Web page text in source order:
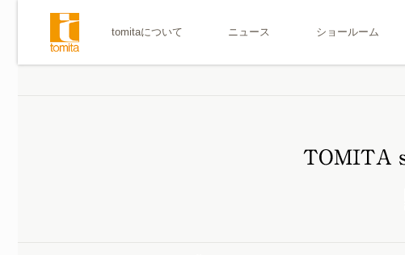
tomitaについて ニュース ショールーム